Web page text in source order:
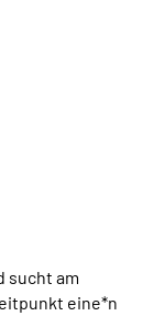
sucht am
eine*n